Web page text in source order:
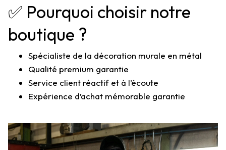
✅ Pourquoi choisir notre
boutique ?
Spécialiste de la décoration murale en métal
Qualité premium garantie
Service client réactif et à l’écoute
Expérience d’achat mémorable garantie